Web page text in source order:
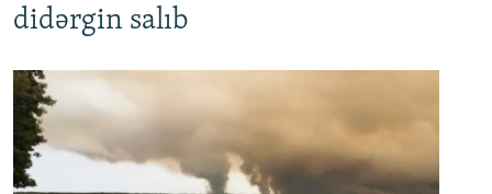
didərgin salıb